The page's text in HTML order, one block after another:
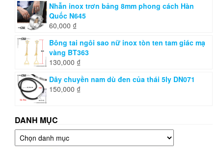
Nhẫn inox trơn bảng 8mm phong cách Hàn
Quốc N645
60,000 ₫
Bông tai ngôi sao nữ inox tòn ten tam giác mạ
vàng BT363
130,000 ₫
Dây chuyền nam dù đen của thái 5ly DN071
150,000 ₫
DANH MỤC
Danh
mục